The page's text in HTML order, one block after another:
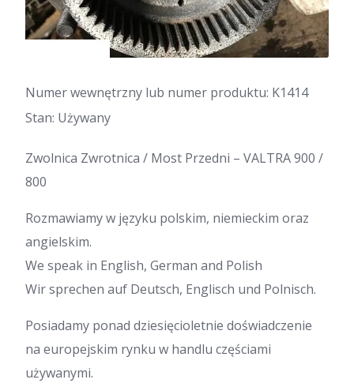
Numer wewnętrzny lub numer produktu: K1414
Stan: Używany
Zwolnica Zwrotnica / Most Przedni – VALTRA 900 /
800
Rozmawiamy w języku polskim, niemieckim oraz
angielskim.
We speak in English, German and Polish
Wir sprechen auf Deutsch, Englisch und Polnisch.
Posiadamy ponad dziesięcioletnie doświadczenie
na europejskim rynku w handlu częściami
używanymi.